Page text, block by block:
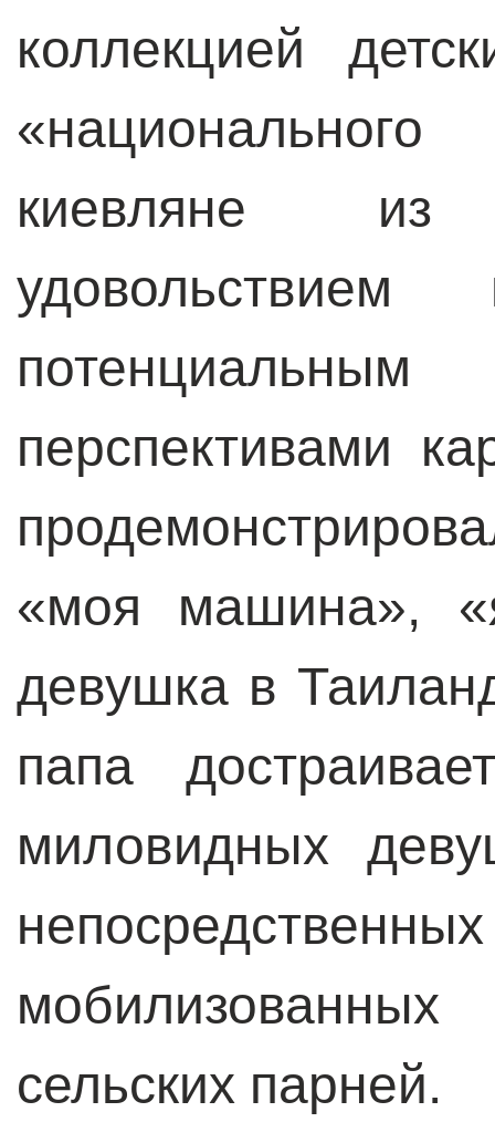
коллекцией
киевляне
удовольствием
перспективами
«моя машина»,
девушка в
папа
миловидных
сельских парней.